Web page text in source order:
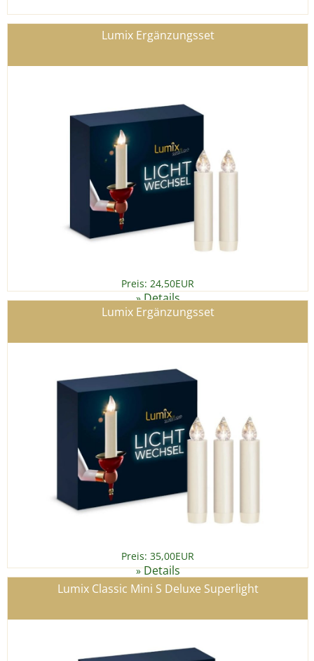
Lumix Ergänzungsset
Preis: 24,50EUR
»Details
Lumix Ergänzungsset
Preis: 35,00EUR
»Details
Lumix Classic Mini S Deluxe Superlight